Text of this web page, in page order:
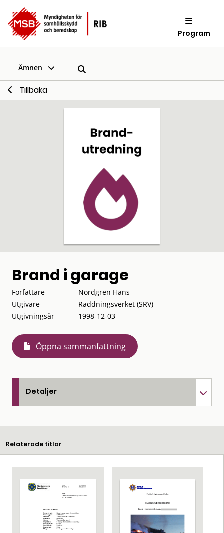
Program
Ämnen
Tillbaka
Brand i garage
Författare
Nordgren Hans
Utgivare
Räddningsverket (SRV)
Utgivningsår
1998-12-03
Öppna sammanfattning
Detaljer
Relaterade titlar